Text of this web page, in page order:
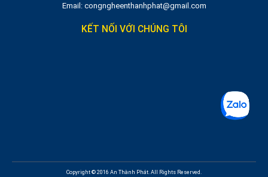
Email: congngheenthanhphat@gmail.com
KẾT NỐI VỚI CHÚNG TÔI
Copyright © 2016 An Thành Phát. All Rights Reserved.